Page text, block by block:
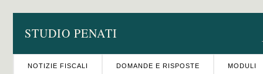
STUDIO PENATI
NOTIZIE FISCALI DOMANDE E RISPOSTE MODULI